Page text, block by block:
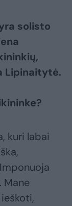
solisto
Lipinaitytė.
kuri labai
Mane